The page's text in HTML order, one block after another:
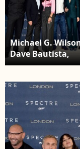
Michael G.
Dave Bautista,
Christoph Waltz,
Craig, Léa
Sam Mendes,
Harris, Ben
et Andrew Scott
photocall de
Corinthia Hotel,